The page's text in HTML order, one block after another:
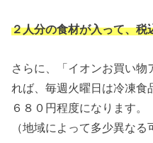
２人分の食材が入って、税
さらに、「イオンお買い物
れば、毎週火曜日は冷凍食
６８０円程度になります。
（地域によって多少異なる